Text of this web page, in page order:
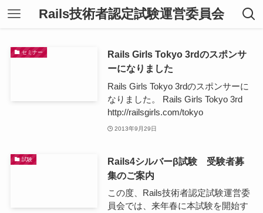
Rails技術者認定試験運営委員会
セミナー
Rails Girls Tokyo 3rdのスポンサ
ーになりました
Rails Girls Tokyo 3rdのスポンサーに
なりました。 Rails Girls Tokyo 3rd
http://railsgirls.com/tokyo
2013年9月29日
試験
Rails4シルバーβ試験 受験者募
集のご案内
この度、Rails技術者認定試験運営委
員会では、来年春に本試験を開始す